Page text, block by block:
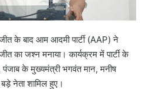
के बाद आम आदमी पार्टी (AAP) ने
का जश्न मनाया। कार्यक्रम में पार्टी के
के मुख्यमंत्री भगवंत मान, मनीष
नेता शामिल हुए।